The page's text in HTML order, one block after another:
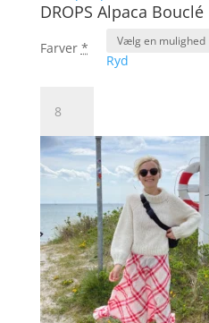
DROPS Alpaca Bouclé
Farver *
Ryd
Alpaca
Bouclé
antal